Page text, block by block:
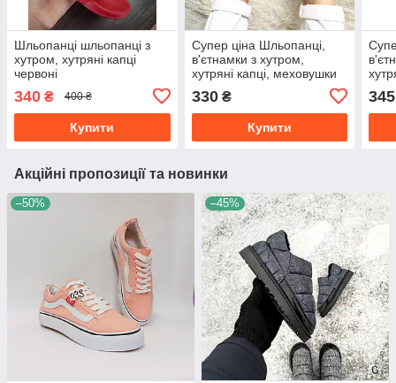
Шльопанці шльопанці з
хутром, хутряні капці
червоні
340 ₴ 400 ₴
Купити
Супер ціна Шльопанці,
в'єтнамки з хутром,
хутряні капці, меховушки
330₴
Купити
345
Акційні пропозиції та новинки
–50% –45%